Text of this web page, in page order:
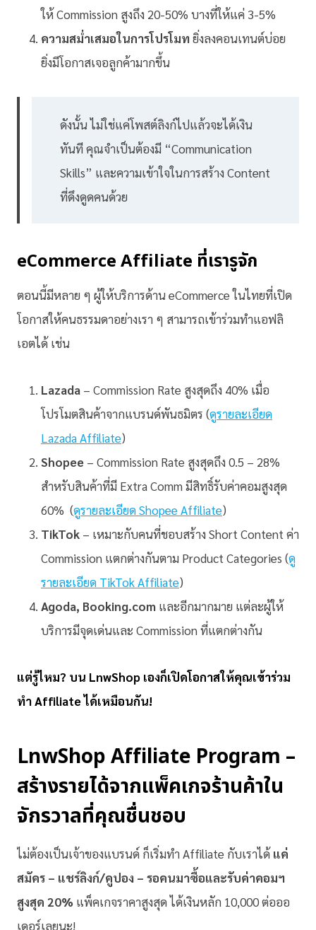
ให้ Commission สูงถึง 20-50% บางที่ให้แค่ 3-5%
ความสม่ำเสมอในการโปรโมทยิ่งลงคอนเทนต์บ่อย
ยิ่งมีโอกาสเจอลูกค้ามากขึ้น
ดังนั้น ไม่ใช่แค่โพสต์ลิงก์ไปแล้วจะได้เงิน
ทันที คุณจำเป็นต้องมี “Communication
Skills” และความเข้าใจในการสร้าง Content
ที่ดึงดูดคนด้วย
eCommerce Affiliate ที่เรารูจัก
ตอนนี้มีหลาย ๆ ผู้ให้บริการด้าน eCommerce ในไทยที่เปิด
โอกาสให้คนธรรมดาอย่างเรา ๆ สามารถเข้าร่วมทำแอฟลิ
เอตได้ เช่น
Lazada – Commission Rate สูงสุดถึง 40% เมื่อ
โปรโมตสินค้าจากแบรนด์พันธมิตร (ดูรายละเอียด
Lazada Affiliate)
Shopee – Commission Rate สูงสุดถึง 0.5 – 28%
สำหรับสินค้าที่มี Extra Comm มีสิทธิ์รับค่าคอมสูงสุด
60% (ดูรายละเอียด Shopee Affiliate)
TikTok – เหมาะกับคนที่ชอบสร้าง Short Content ค่า
Commission แตกต่างกันตาม Product Categories (ดู
รายละเอียด TikTok Affiliate)
Agoda, Booking.com และอีกมากมาย แต่ละผู้ให้
บริการมีจุดเด่นและ Commission ที่แตกต่างกัน
แต่รู้ไหม? บน LnwShop เองก็เปิดโอกาสให้คุณเข้าร่วม
ทำ Affiliate ได้เหมือนกัน!
LnwShop Affiliate Program –
สร้างรายได้จากแพ็คเกจร้านค้าใน
จักรวาลที่คุณชื่นชอบ
ไม่ต้องเป็นเจ้าของแบรนด์ ก็เริ่มทำ Affiliate กับเราได้ แค่
สมัคร – แชร์ลิงก์/คูปอง – รอคนมาซื้อและรับค่าคอมฯ
สูงสุด 20% แพ็คเกจราคาสูงสุด ได้เงินหลัก 10,000 ต่อออ
เดอร์เลยนะ!